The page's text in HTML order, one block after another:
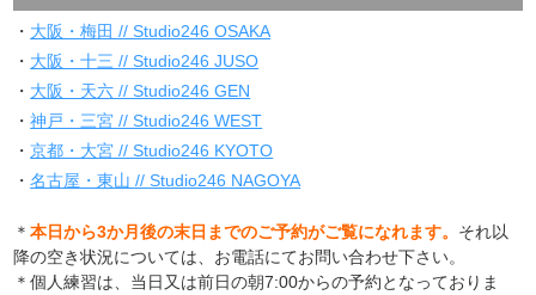
・ 大阪・梅田 // Studio246 OSAKA
・ 大阪・十三 // Studio246 JUSO
・ 大阪・天六 // Studio246 GEN
・神戸・三宮 // Studio246 WEST
・京都・大宮 // Studio246 KYOTO
・名古屋・東山 // Studio246 NAGOYA
＊本日から3か月後の末日までのご予約がご覧になれます。 それ以
降の空き状況については、お電話にてお問い合わせ下さい。
＊個人練習は、当日又は前日の朝7:00からの予約となっておりま